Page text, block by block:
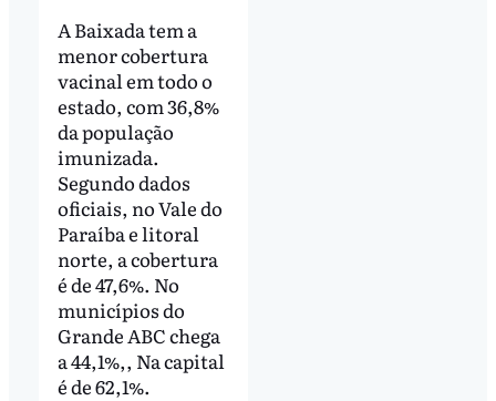
A Baixada tem a
menor cobertura
vacinal em todo o
estado, com 36,8%
da população
imunizada.
Segundo dados
oficiais, no Vale do
Paraíba e litoral
norte, a cobertura
é de 47,6%. No
municípios do
Grande ABC chega
a 44,1%,, Na capital
é de 62,1%.